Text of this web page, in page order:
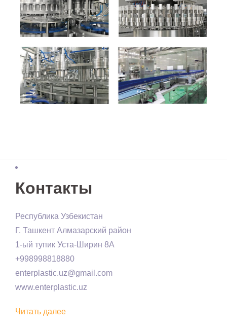
Контакты
Республика Узбекистан
Г. Ташкент Алмазарский район
1-ый тупик Уста-Ширин 8А
+998998818880
enterplastic.uz@gmail.com
www.enterplastic.uz
Читать далее